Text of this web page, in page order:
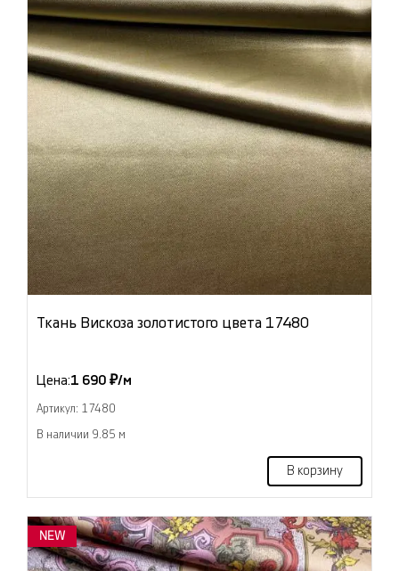
Ткань Вискоза золотистого цвета 17480
Цена:1 690 ₽/м
Артикул: 17480
В наличии 9.85 м
В корзину
NEW